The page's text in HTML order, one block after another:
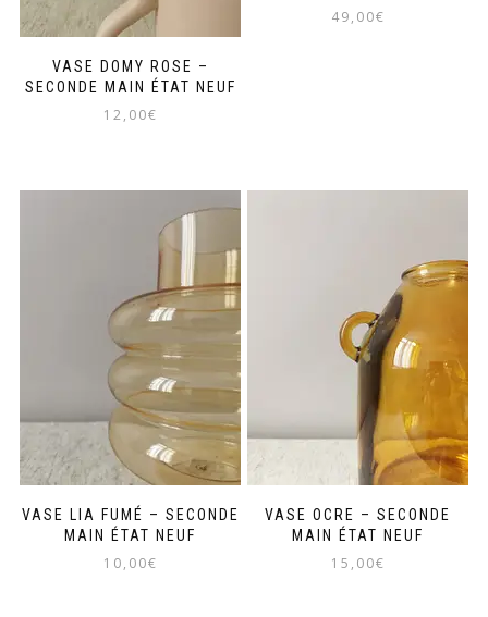
VASE DOMY ROSE –
SECONDE MAIN ÉTAT NEUF
12,00€
49,00€
VASE LIA FUMÉ – SECONDE
MAIN ÉTAT NEUF
10,00€
VASE OCRE – SECONDE
MAIN ÉTAT NEUF
15,00€